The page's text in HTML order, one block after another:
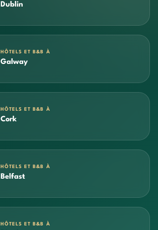
Dublin
HÔTELS ET B&B À
Galway
HÔTELS ET B&B À
Cork
HÔTELS ET B&B À
Belfast
HÔTELS ET B&B À